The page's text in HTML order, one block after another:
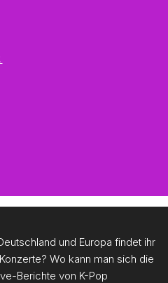
und Europa findet ihr
Wo kann man sich die
Berichte von K-Pop